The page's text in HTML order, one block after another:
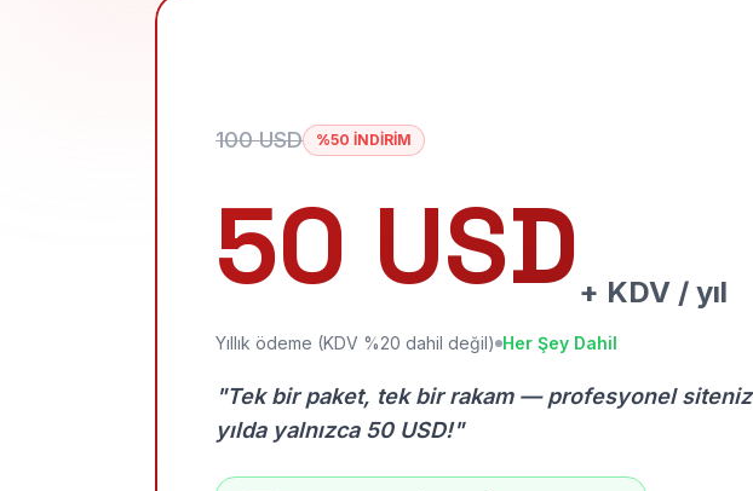
100 USD %50 İNDİRİM
50 USD + KDV / yıl
Yıllık ödeme (KDV %20 dahil değil) Her Şey Dahil
"Tek bir paket, tek bir rakam — profesyonel siteniz
yılda yalnızca 50 USD!"